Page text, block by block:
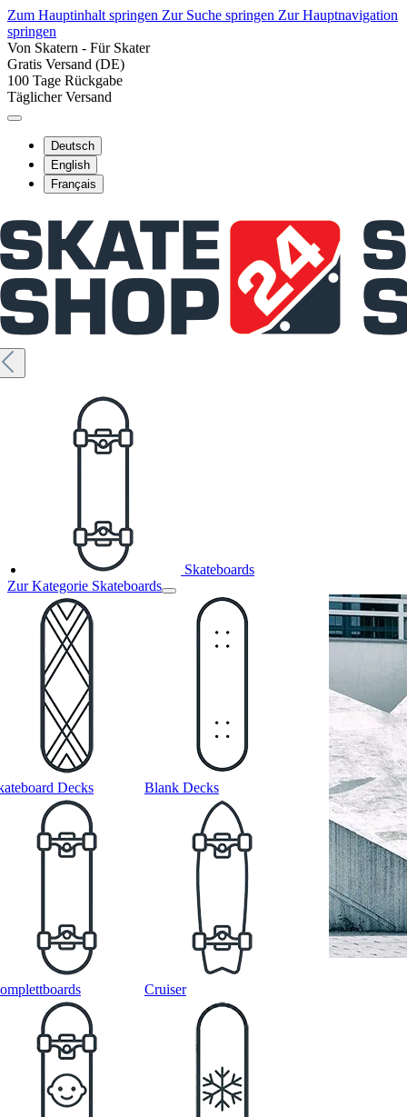
Zum Hauptinhalt springen Zur Suche springen Zur Hauptnavigation
springen
Von Skatern - Für Skater
Gratis Versand (DE)
100 Tage Rückgabe
Täglicher Versand
Deutsch
English
Français
Skateboards
Zur Kategorie Skateboards
Decks Blank Decks
Cruiser